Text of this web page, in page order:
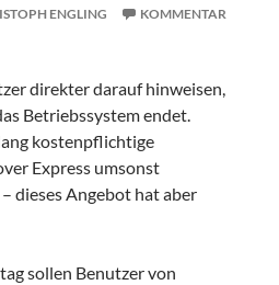
ENGLING
KOMMENTAR
direkter darauf hinweisen,
Betriebssystem endet.
kostenpflichtige
Express umsonst
dieses Angebot hat aber
sollen Benutzer von